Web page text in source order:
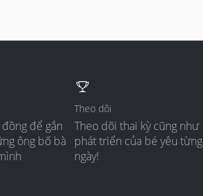
để gắn
ông bố bà
Theo dõi
Theo dõi thai kỳ cũng như
phát triển của bé yêu từng
ngày!